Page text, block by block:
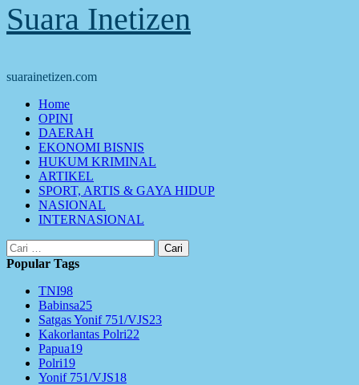
Suara Inetizen
suarainetizen.com
Primary
Menu
Home
OPINI
DAERAH
EKONOMI BISNIS
HUKUM KRIMINAL
ARTIKEL
SPORT, ARTIS & GAYA HIDUP
NASIONAL
INTERNASIONAL
Cari
untuk:
Popular Tags
TNI98
Babinsa25
Satgas Yonif 751/VJS23
Kakorlantas Polri22
Papua19
Polri19
Yonif 751/VJS18